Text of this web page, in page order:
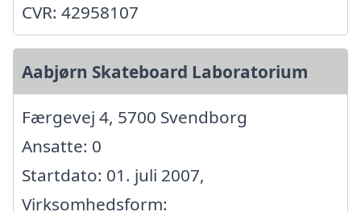
CVR: 42958107
Aabjørn Skateboard Laboratorium
Færgevej 4, 5700 Svendborg
Ansatte: 0
Startdato: 01. juli 2007,
Virksomhedsform: